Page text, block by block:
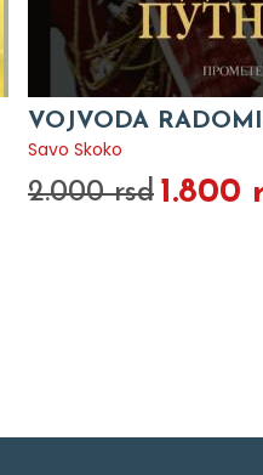
VOJVODA
Savo Skoko
2.000 rsd 1.800